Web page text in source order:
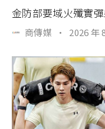
金防部要域火殲實
商傳媒 · 2026 年